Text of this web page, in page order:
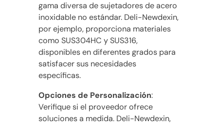
gama diversa de sujetadores de acero
inoxidable no estándar. Deli-Newdexin,
por ejemplo, proporciona materiales
como SUS304HC y SUS316,
disponibles en diferentes grados para
satisfacer sus necesidades
específicas.
Opciones de Personalización:
Verifique si el proveedor ofrece
soluciones a medida. Deli-Newdexin,